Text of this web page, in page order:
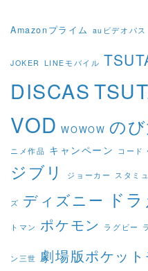
Amazonプライム auビデオパス
JOKER LINEモバイル
DISCAS
VOD WOWOW の
ニメ作品 キャンペーン コード
ジブリ ジョーカー スタミュ
ズ ディズニー ド
トマン ポケモン ラグビー
ン三世 劇場版ポケッ